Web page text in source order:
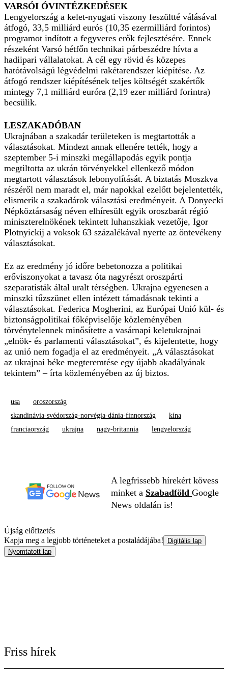
VARSÓI ÓVINTÉZKEDÉSEK
Lengyelország a kelet-nyugati viszony feszültté válásával
átfogó, 33,5 milliárd eurós (10,35 ezermilliárd forintos)
programot indított a fegyveres erők fejlesztésére. Ennek
részeként Varsó hétfőn technikai párbeszédre hívta a
hadiipari vállalatokat. A cél egy rövid és közepes
hatótávolságú légvédelmi rakétarendszer kiépítése. Az
átfogó rendszer kiépítésének teljes költségét szakértők
mintegy 7,1 milliárd euróra (2,19 ezer milliárd forintra)
becsülik.
LESZAKADÓBAN
Ukrajnában a szakadár területeken is megtartották a
választásokat. Mindezt annak ellenére tették, hogy a
szeptember 5-i minszki megállapodás egyik pontja
megtiltotta az ukrán törvényekkel ellenkező módon
megtartott választások lebonyolítását. A biztatás Moszkva
részéről nem maradt el, már napokkal ezelőtt bejelentették,
elismerik a szakadárok választási eredményeit. A Donyecki
Népköztársaság néven elhíresült egyik oroszbarát régió
miniszterelnökének tekintett luhanszkiak vezetője, Igor
Plotnyickij a voksok 63 százalékával nyerte az öntevékeny
választásokat.
Ez az eredmény jó időre bebetonozza a politikai
erőviszonyokat a tavasz óta nagyrészt oroszpárti
szeparatisták által uralt térségben. Ukrajna egyenesen a
minszki tűzszünet ellen intézett támadásnak tekinti a
választásokat. Federica Mogherini, az Európai Unió kül- és
biztonságpolitikai főképviselője közleményében
törvénytelennek minősítette a vasárnapi keletukrajnai
„elnök- és parlamenti választásokat”, és kijelentette, hogy
az unió nem fogadja el az eredményeit. „A választásokat
az ukrajnai béke megteremtése egy újabb akadályának
tekintem” – írta közleményében az új biztos.
usa
oroszország
skandinávia-svédország-norvégia-dánia-finnország
kína
franciaország
ukrajna nagy-britannia lengyelország
A legfrissebb hírekért kövess
minket a Szabadföld Google
News oldalán is!
Újság előfizetés
Kapja meg a legjobb történeteket a postaládájába!
Digitális lap
Nyomtatott lap
Friss hírek